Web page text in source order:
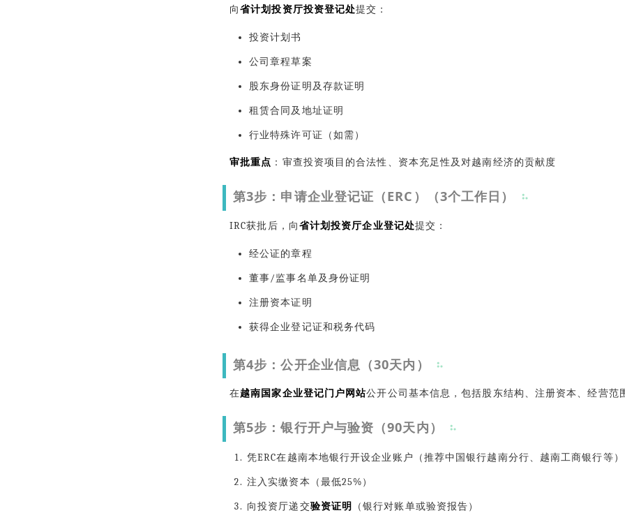
向省计划投资厅投资登记处提交：
投资计划书
公司章程草案
股东身份证明及存款证明
租赁合同及地址证明
行业特殊许可证（如需）
审批重点 ：审查投资项目的合法性、资本充足性及对越南经济的贡献度
第3步：申请企业登记证（ERC）（3个工作日）
IRC获批后，向省计划投资厅企业登记处提交：
经公证的章程
董事/监事名单及身份证明
注册资本证明
获得企业登记证和税务代码
第4步：公开企业信息（30天内）
在越南国家企业登记门户网站公开公司基本信息，包括股东结构、注册资本、经营范
第5步：银行开户与验资（90天内）
凭ERC在越南本地银行开设企业账户（推荐中国银行越南分行、越南工商银行等）
注入实缴资本（最低25%）
向投资厅递交验资证明 （银行对账单或验资报告）